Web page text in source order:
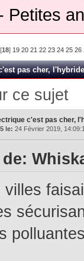
Petites
[18] 19 20 21 22 23 24 25 26
pas cher,
ce sujet
c'est pas cher,
le: 24 Février 2019,
villes